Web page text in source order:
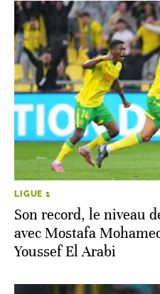
LIGUE 1
Son record, le niveau
avec Mostafa
Youssef El Arabi